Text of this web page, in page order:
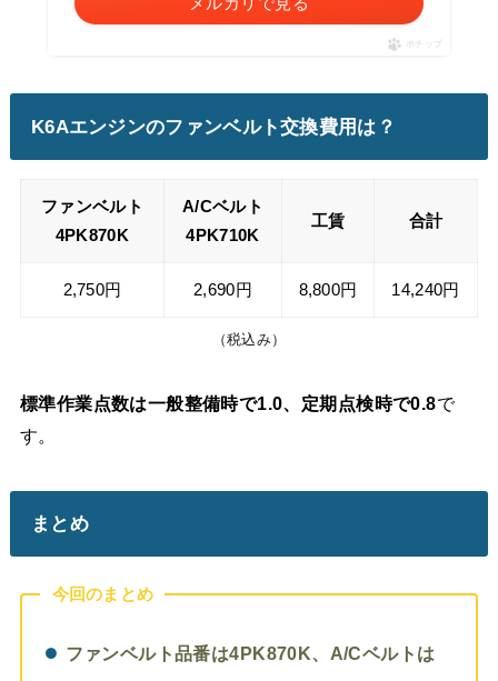
ポチップ
K6Aエンジンのファンベルト交換費用は？
ファンベルト
4PK870K
A/Cベルト
4PK710K
工賃 合計
2,750円 2,690円 8,800円 14,240円
（税込み）
標準作業点数は一般整備時で1.0、定期点検時で0.8で
す。
まとめ
今回のまとめ
ファンベルト品番は4PK870K、A/Cベルトは